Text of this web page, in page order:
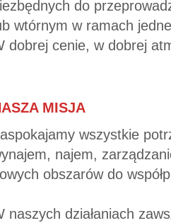
do
wtórnym w ramach
dobrej cenie, w dobrej
MISJA
wszystkie
najem,
obszarów do
naszych działaniach